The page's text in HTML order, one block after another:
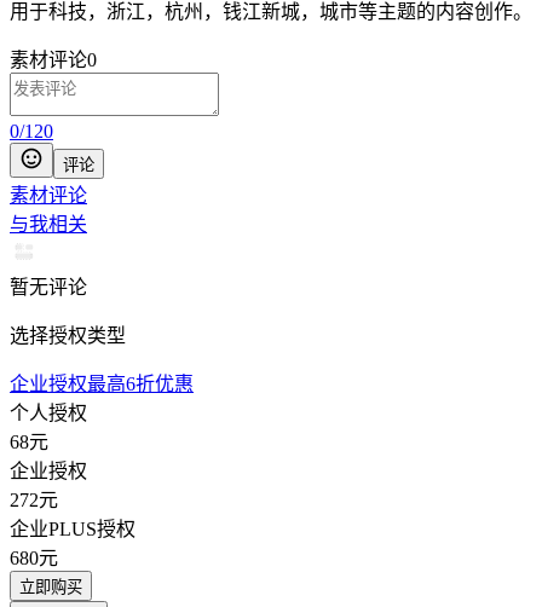
用于科技，浙江，杭州，钱江新城，城市等主题的内容创作。
素材评论0
0/120
评论
素材评论
与我相关
暂无评论
选择授权类型
企业授权最高6折优惠
个人授权
68元
企业授权
272元
企业PLUS授权
680元
立即购买